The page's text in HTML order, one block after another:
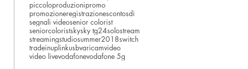
piccoloproduzionipromo
promozioneregistrazionescontosdi
segnali videosenior colorist
seniorcoloristskysky tg24solostream
streamingstudiosummer2018switch
tradeinuplinkusbvaricamvideo
video livevodafonevodafone 5g